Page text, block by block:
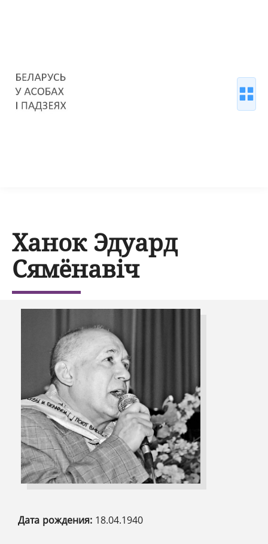
Ханок Эдуард
Сямёнавіч
Дата рождения: 18.04.1940